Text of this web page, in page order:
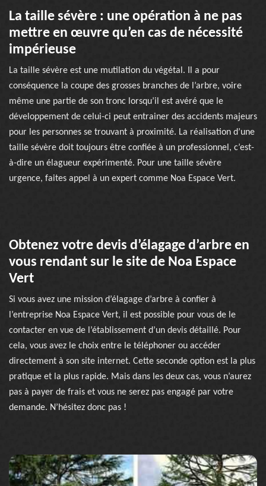
La taille sévère : une opération à ne pas
mettre en œuvre qu’en cas de nécessité
impérieuse
La taille sévère est une mutilation du végétal. Il a pour
conséquence la coupe des grosses branches de l’arbre, voire
même une partie de son tronc lorsqu’il est avéré que le
développement de celui-ci peut entrainer des accidents majeurs
pour les personnes se trouvant à proximité. La réalisation d’une
taille sévère doit toujours être confiée à un professionnel, c’est-
à-dire un élagueur expérimenté. Pour une taille sévère
urgence, faites appel à un expert comme Noa Espace Vert.
Obtenez votre devis d’élagage d’arbre en
vous rendant sur le site de Noa Espace
Vert
Si vous avez une mission d’élagage d’arbre à confier à
l’entreprise Noa Espace Vert, il est possible pour vous de le
contacter en vue de l’établissement d’un devis détaillé. Pour
cela, vous avez le choix entre le téléphoner ou accéder
directement à son site internet. Cette seconde option est la plus
pratique et la plus rapide. Mais dans les deux cas, vous n’aurez
pas à payer de frais et vous ne serez pas engagé par votre
demande. N’hésitez donc pas !